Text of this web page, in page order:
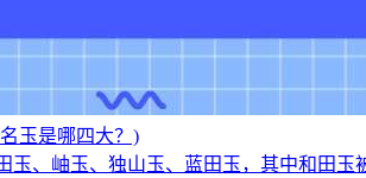
玉是哪四大？)
玉、岫玉、独山玉、蓝田玉，其中和田